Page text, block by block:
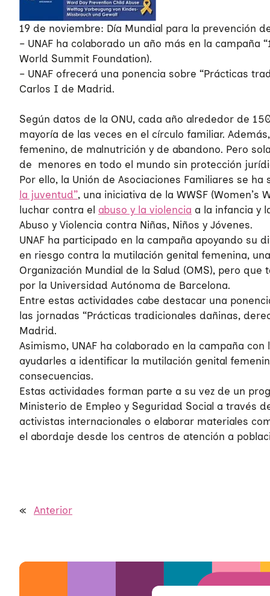
Nuestra red
Diversidad familiar
19 de noviembre: Día Mundial para la prevención
– UNAF ha colaborado un año más en la campaña
World Summit Foundation).
– UNAF ofrecerá una ponencia sobre “Prácticas
Carlos I de Madrid.
Según datos de la ONU, cada año alrededor de
mayoría de las veces en el círculo familiar.
femenino, de malnutrición y de abandono. Pero
de menores en todo el mundo sin protección
Por ello, la Unión de Asociaciones Familiares se
la juventud”, una iniciativa de la WWSF
luchar contra el abuso y la violencia a la infancia y
Abuso y Violencia contra Niñas, Niños y Jóvenes.
UNAF ha participado en la campaña apoyando su
en riesgo contra la mutilación genital femenina,
Organización Mundial de la Salud (OMS), pero
por la Universidad Autónoma de Barcelona.
Entre estas actividades cabe destacar una
las jornadas “Prácticas tradicionales dañinas,
Madrid.
Asimismo, UNAF ha colaborado en la campaña
ayudarles a identificar la mutilación genital
consecuencias.
Estas actividades forman parte a su vez de un
Ministerio de Empleo y Seguridad Social a través
activistas internacionales o elaborar materiales
el abordaje desde los centros de atención a
« Anterior